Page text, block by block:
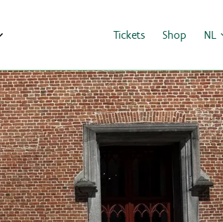
Tickets Shop NL